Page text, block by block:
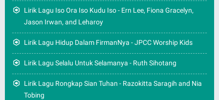
Lirik Lagu Iso Ora Iso Kudu Iso - Ern Lee, Fiona Gracelyn,
Jason Irwan, and Leharoy
Lirik Lagu Hidup Dalam FirmanNya - JPCC Worship Kids
Lirik Lagu Selalu Untuk Selamanya - Ruth Sihotang
Lirik Lagu Rongkap Sian Tuhan - Razokitta Saragih and Nia
Tobing